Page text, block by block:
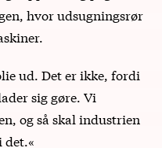
hvor udsugningsrør
ud. Det er ikke, fordi
sig gøre. Vi
og så skal industrien
det.«